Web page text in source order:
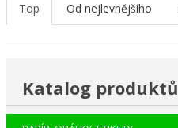
Top Od nejlevnějšího
Katalog produktů